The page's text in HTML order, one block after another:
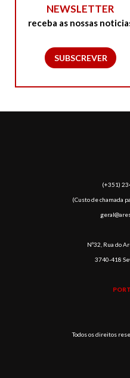
NEWSLETTER
receba as nossas
SUBSCREVER
(​+351)
(Custo de chamada
Nº32, Rua do
3740-418
Todos os direitos